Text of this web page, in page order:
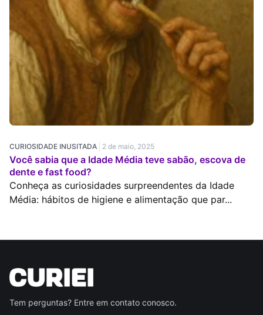
CURIOSIDADE INUSITADA 2 de maio, 2025
Você sabia que a Idade Média teve sabão, escova de
dente e fast food?
Conheça as curiosidades surpreendentes da Idade
Média: hábitos de higiene e alimentação que par...
Tem perguntas? Entre em contato conosco.